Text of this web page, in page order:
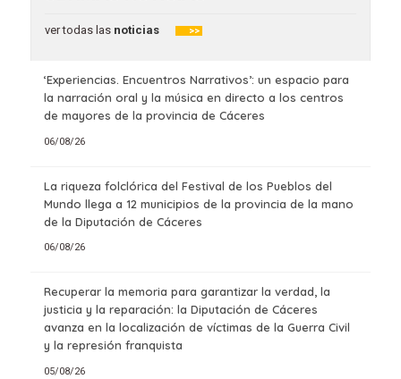
ver todas lasnoticias >>
‘Experiencias. Encuentros Narrativos’: un espacio para
la narración oral y la música en directo a los centros
de mayores de la provincia de Cáceres
06/08/26
La riqueza folclórica del Festival de los Pueblos del
Mundo llega a 12 municipios de la provincia de la mano
de la Diputación de Cáceres
06/08/26
Recuperar la memoria para garantizar la verdad, la
justicia y la reparación: la Diputación de Cáceres
avanza en la localización de víctimas de la Guerra Civil
y la represión franquista
05/08/26